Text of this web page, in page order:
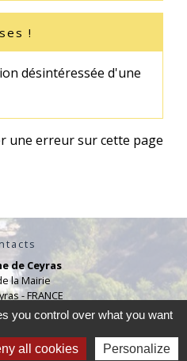
!
désintéressée d'une
une erreur sur cette page
de Ceyras
la Mairie
- FRANCE
formulaire
you control over what you want
all cookies Personalize